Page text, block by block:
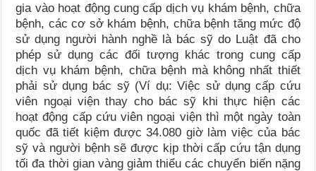
gia vào hoạt động cung cấp dịch vụ khám bệnh, chữa
bệnh, các cơ sở khám bệnh, chữa bệnh tăng mức độ
sử dụng người hành nghề là bác sỹ do Luật đã cho
phép sử dụng các đối tượng khác trong cung cấp
dịch vụ khám bệnh, chữa bệnh mà không nhất thiết
phải sử dụng bác sỹ (Ví dụ: Việc sử dụng cấp cứu
viên ngoại viện thay cho bác sỹ khi thực hiện các
hoạt động cấp cứu viên ngoại viện thì một ngày toàn
quốc đã tiết kiệm được 34.080 giờ làm việc của bác
sỹ và người bệnh sẽ được kịp thời cấp cứu tận dụng
tối đa thời gian vàng giảm thiểu các chuyển biến nặng